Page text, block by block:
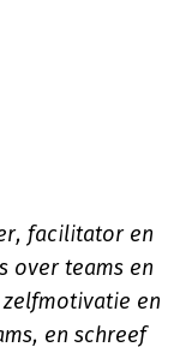
facilitator en
over teams en
en
en schreef